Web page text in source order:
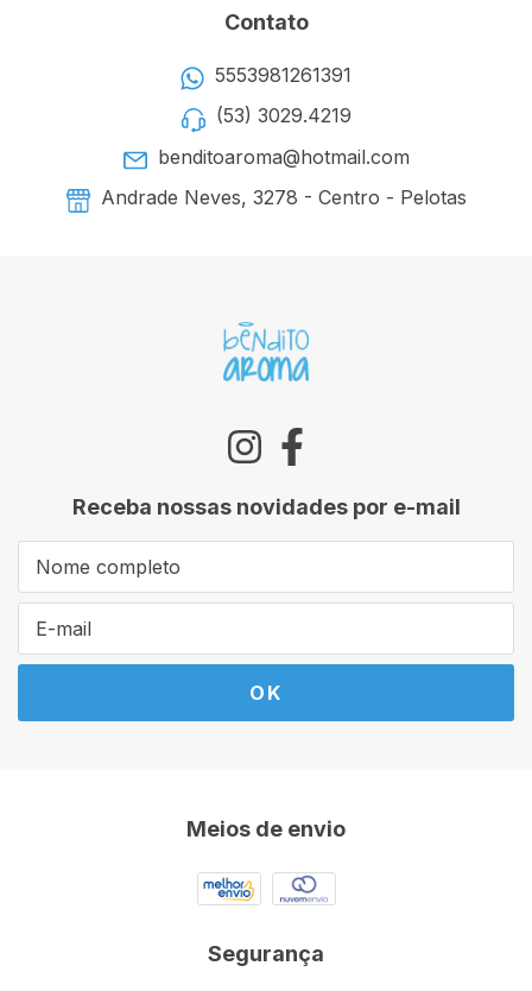
Contato
5553981261391
(53) 3029.4219
benditoaroma@hotmail.com
Andrade Neves, 3278 - Centro - Pelotas
Receba nossas novidades por e-mail
Meios de envio
Segurança